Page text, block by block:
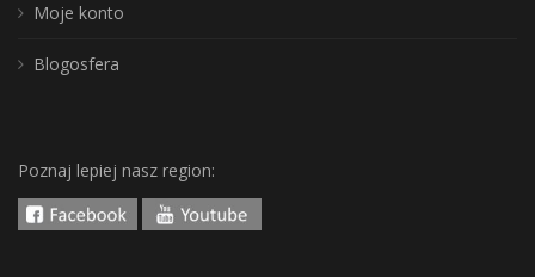
Moje konto
Blogosfera
Poznaj lepiej nasz region: